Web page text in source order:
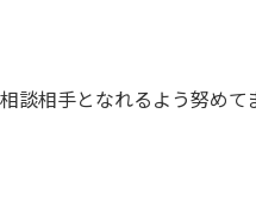
談相手となれるよう努め